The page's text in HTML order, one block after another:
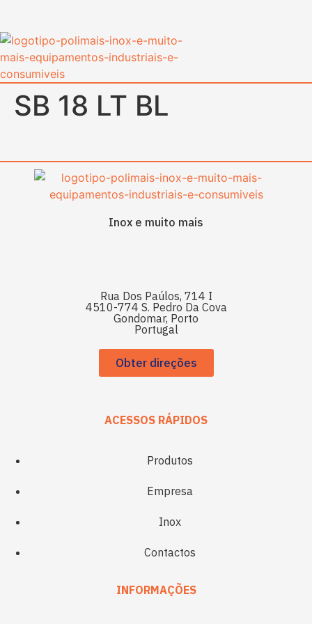
SB 18 LT BL
Inox e muito mais
Rua Dos Paúlos, 714 I
4510-774 S. Pedro Da Cova
Gondomar, Porto
Portugal
Obter direções
ACESSOS RÁPIDOS
Produtos
Empresa
Inox
Contactos
INFORMAÇÕES